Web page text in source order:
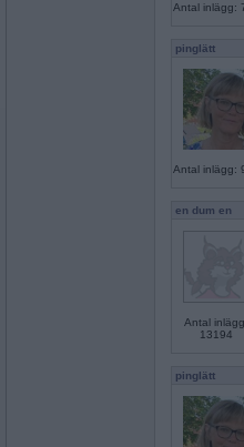
Antal inlägg:
pinglätt
Antal inlägg:
en dum en
Antal
13194
pinglätt